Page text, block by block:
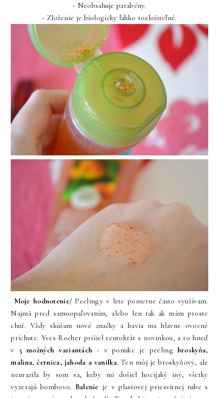
- Neobsahuje parabény.
- Zloženie je biologicky ľahko rozložiteľné.
Moje hodnotenie/ Peelingy v lete pomerne často využívam.
Najmä pred samoopaľovaním, alebo len tak ak mám proste
chuť. Vždy skúšam nové značky a bavia ma hlavne ovocné
príchute. Yves Rocher prišiel tentokrát s novinkou, a to hneď
v 5 možných variantách - v ponuke je peeling broskyňa,
malina, černica, jahoda a vanilka.Ten môj je broskyňový, ale
neurazila by som sa, keby mi došiel hocijaký iný, všetky
vyzerajú bombovo. Balenie je v plastovej priesvitnej tube s